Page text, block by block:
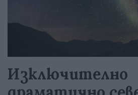
Изключително